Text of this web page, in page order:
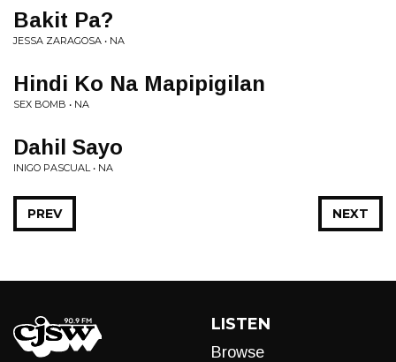
Bakit Pa?
JESSA ZARAGOSA • NA
Hindi Ko Na Mapipigilan
SEX BOMB • NA
Dahil Sayo
INIGO PASCUAL • NA
NEXT
PREV
LISTEN
Browse